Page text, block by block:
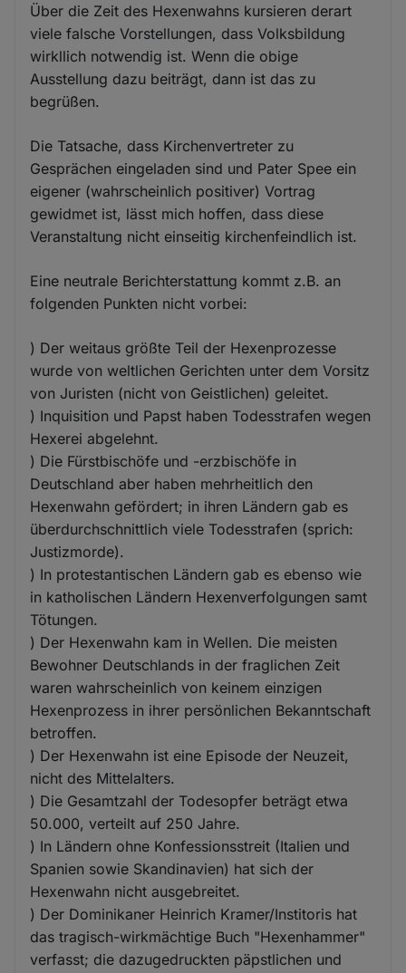
Über die Zeit des Hexenwahns kursieren derart
viele falsche Vorstellungen, dass Volksbildung
wirkllich notwendig ist. Wenn die obige
Ausstellung dazu beiträgt, dann ist das zu
begrüßen.
Die Tatsache, dass Kirchenvertreter zu
Gesprächen eingeladen sind und Pater Spee ein
eigener (wahrscheinlich positiver) Vortrag
gewidmet ist, lässt mich hoffen, dass diese
Veranstaltung nicht einseitig kirchenfeindlich ist.
Eine neutrale Berichterstattung kommt z.B. an
folgenden Punkten nicht vorbei:
) Der weitaus größte Teil der Hexenprozesse
wurde von weltlichen Gerichten unter dem Vorsitz
von Juristen (nicht von Geistlichen) geleitet.
) Inquisition und Papst haben Todesstrafen wegen
Hexerei abgelehnt.
) Die Fürstbischöfe und -erzbischöfe in
Deutschland aber haben mehrheitlich den
Hexenwahn gefördert; in ihren Ländern gab es
überdurchschnittlich viele Todesstrafen (sprich:
Justizmorde).
) In protestantischen Ländern gab es ebenso wie
in katholischen Ländern Hexenverfolgungen samt
Tötungen.
) Der Hexenwahn kam in Wellen. Die meisten
Bewohner Deutschlands in der fraglichen Zeit
waren wahrscheinlich von keinem einzigen
Hexenprozess in ihrer persönlichen Bekanntschaft
betroffen.
) Der Hexenwahn ist eine Episode der Neuzeit,
nicht des Mittelalters.
) Die Gesamtzahl der Todesopfer beträgt etwa
50.000, verteilt auf 250 Jahre.
) In Ländern ohne Konfessionsstreit (Italien und
Spanien sowie Skandinavien) hat sich der
Hexenwahn nicht ausgebreitet.
) Der Dominikaner Heinrich Kramer/Institoris hat
das tragisch-wirkmächtige Buch "Hexenhammer"
verfasst; die dazugedruckten päpstlichen und